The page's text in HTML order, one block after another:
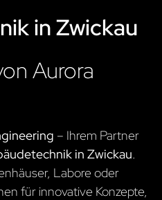
in Zwickau
Aurora
– Ihrem Partner
in Zwickau.
Labore oder
für innovative Konzepte,